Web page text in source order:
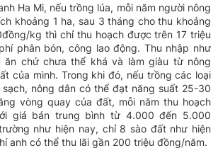
Ha Mi, nếu trồng lúa, mỗi năm người nông
khoảng 1 ha, sau 3 tháng cho thu khoảng
kg thì chỉ thu hoạch được trên 17 triệu
phân bón, công lao động. Thu nhập như
chứ chưa thể khá và làm giàu từ nông
của mình. Trong khi đó, nếu trồng các loại
sạch, nông dân có thể đạt năng suất 25-30
vòng quay của đất, mỗi năm thu hoạch
giá bán trung bình từ 4.000 đến 5.000
như hiện nay, chỉ 8 sào đất như hiện
anh có thể thu lãi gần 200 triệu đồng/năm.